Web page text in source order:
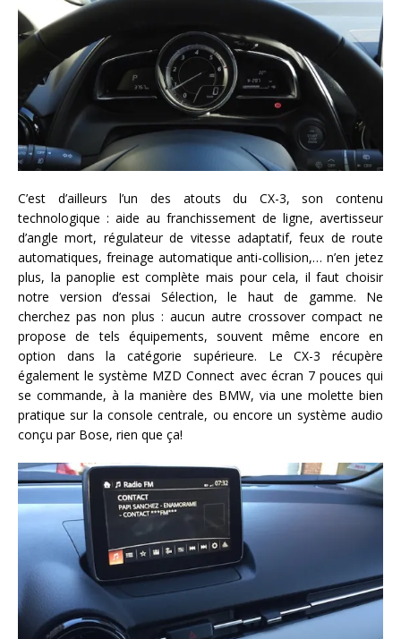
C’est d’ailleurs l’un des atouts du CX-3, son contenu
technologique : aide au franchissement de ligne, avertisseur
d’angle mort, régulateur de vitesse adaptatif, feux de route
automatiques, freinage automatique anti-collision,… n’en jetez
plus, la panoplie est complète mais pour cela, il faut choisir
notre version d’essai Sélection, le haut de gamme. Ne
cherchez pas non plus : aucun autre crossover compact ne
propose de tels équipements, souvent même encore en
option dans la catégorie supérieure. Le CX-3 récupère
également le système MZD Connect avec écran 7 pouces qui
se commande, à la manière des BMW, via une molette bien
pratique sur la console centrale, ou encore un système audio
conçu par Bose, rien que ça!